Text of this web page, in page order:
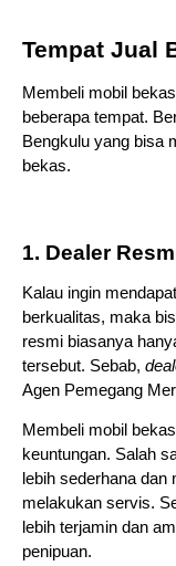
Tempat Jual
Membeli mobil
beberapa tempat.
Bengkulu yang bisa
bekas.
1. Dealer
Kalau ingin
berkualitas, maka
resmi biasanya
tersebut. Sebab,
Agen Pemegang
Membeli mobil
keuntungan. Salah
lebih sederhana
melakukan servis.
lebih terjamin dan
penipuan.